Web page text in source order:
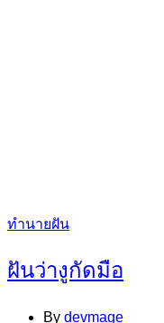
Categories
ทำนายฝัน
ฝันว่างูกัดมือ
By devmage